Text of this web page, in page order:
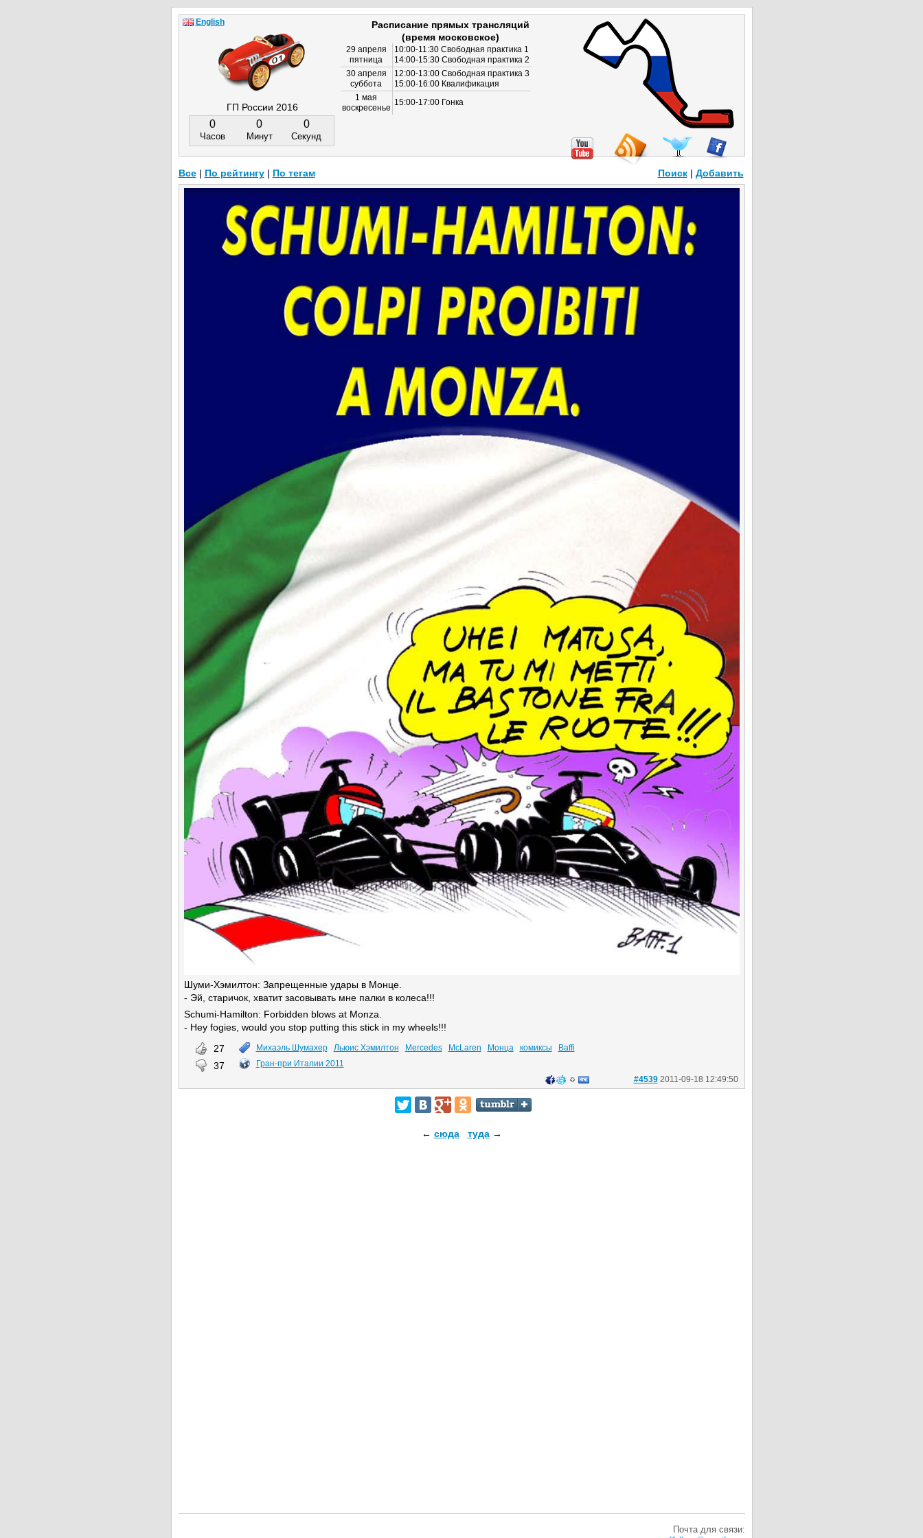
Шуми-Хэмилтон: Запрещенные удары в Монце.
- Эй, старичок, хватит засовывать мне палки в колеса!!!
Schumi-Hamilton: Forbidden blows at Monza.
- Hey fogies, would you stop putting this stick in my wheels!!!
27
37
Михаэль Шумахер Льюис Хэмилтон Mercedes McLaren Монца комиксы
Baffi
Гран-при Италии 2011
#4539 2011-09-18 12:49:50
← сюда туда→
ГП России 2016
0
Часов
0
Минут
0
Секунд
Расписание прямых трансляций
(время московское)
29 апреля
пятница
10:00-11:30 Свободная практика 1
14:00-15:30 Свободная практика 2
30 апреля
суббота
12:00-13:00 Свободная практика 3
15:00-16:00 Квалификация
1 мая
воскресенье
15:00-17:00 Гонка
English
Все| По рейтингу| По тегам Добавить
Поиск|
Почта для связи: